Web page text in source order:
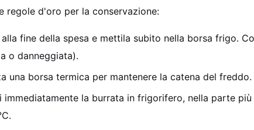
regole d'oro per la conservazione:
fine della spesa e mettila subito nella borsa frigo.
o danneggiata).
una borsa termica per mantenere la catena del freddo.
immediatamente la burrata in frigorifero, nella parte